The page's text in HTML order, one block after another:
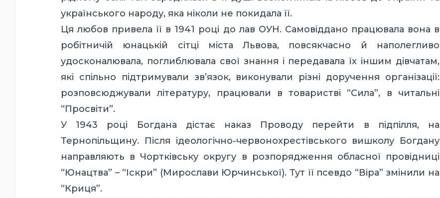
українського народу, яка ніколи не покидала її.
Ця любов привела її в 1941 році до лав ОУН. Самовіддано працювала вона в
робітничій юнацькій сітці міста Львова, повсякчасно й наполегливо
удосконалювала, поглиблювала свої знання і передавала їх іншим дівчатам,
які спільно підтримували зв’язок, виконували різні доручення організації:
розповсюджували літературу, працювали в товаристві “Сила”, в читальні
“Просвіти”.
У 1943 році Богдана дістає наказ Проводу перейти в підпілля, на
Тернопільщину. Після ідеологічно-червонохрестівського вишколу Богдану
направляють в Чортківську округу в розпорядження обласної провідниці
“Юнацтва” – “Іскри” (Мирослави Юрчинської). Тут її псевдо “Віра” змінили на
“Криця”.